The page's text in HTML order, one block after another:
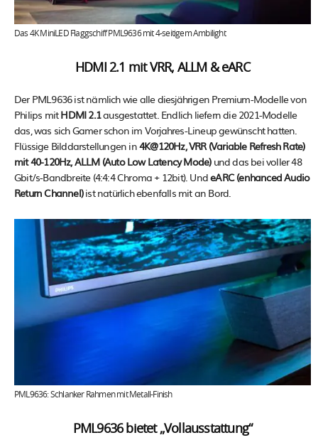
Das 4K MiniLED Flaggschiff PML9636 mit 4-seitigem Ambilight
HDMI 2.1 mit VRR, ALLM & eARC
Der PML9636 ist nämlich wie alle diesjährigen Premium-Modelle von
Philips mitHDMI 2.1ausgestattet. Endlich liefern die 2021-Modelle
das, was sich Gamer schon im Vorjahres-Lineup gewünscht hatten.
Flüssige Bilddarstellungen in4K@120Hz, VRR (Variable Refresh Rate)
mit 40-120Hz, ALLM (Auto Low Latency Mode)und das bei voller 48
Gbit/s-Bandbreite (4:4:4 Chroma + 12bit). UndeARC (enhanced Audio
Return Channel)ist natürlich ebenfalls mit an Bord.
PML9636: Schlanker Rahmen mit Metall-Finish
PML9636 bietet „Vollausstattung“